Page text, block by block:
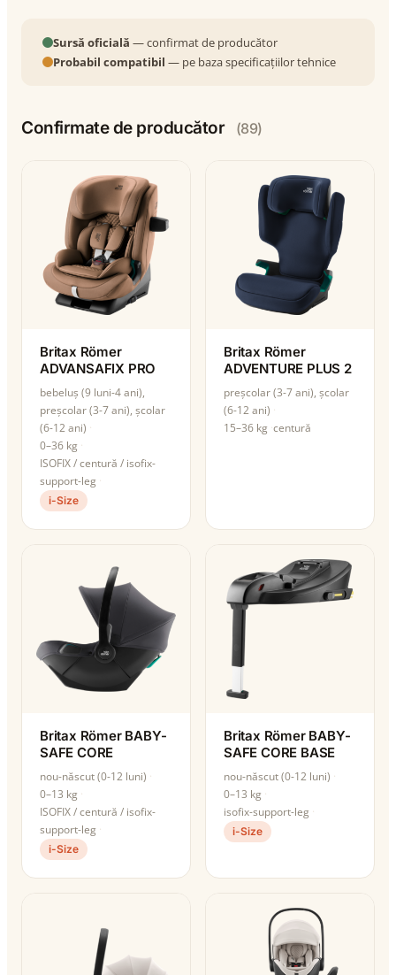
Sursă oficială — confirmat de producător
Probabil compatibil — pe baza specificațiilor tehnice
Confirmate de producător (89)
Britax Römer
ADVANSAFIX PRO
bebeluș (9 luni-4 ani),
preșcolar (3-7 ani), școlar
(6-12 ani)
0–36 kg
ISOFIX / centură / isofix-
support-leg
i-Size
Britax Römer
ADVENTURE PLUS 2
preșcolar (3-7 ani), școlar
(6-12 ani)
15–36 kg centură
Britax Römer BABY-
SAFE CORE
nou-născut (0-12 luni)
0–13 kg
ISOFIX / centură / isofix-
support-leg
i-Size
Britax Römer BABY-
SAFE CORE BASE
nou-născut (0-12 luni)
0–13 kg
isofix-support-leg
i-Size